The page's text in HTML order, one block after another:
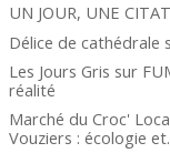
UN JOUR, UNE
Délice de cathédrale
Les Jours Gris sur
réalité
Marché du Croc'
Vouziers : écologie